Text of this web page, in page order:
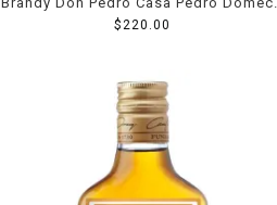
reserva especial 1 l
$220.00